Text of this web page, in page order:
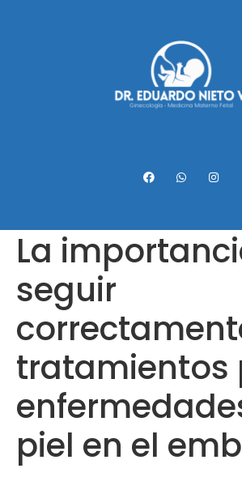
La
seguir
tratamientos
piel en el